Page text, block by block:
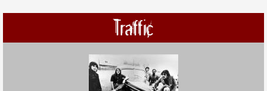
Traffic